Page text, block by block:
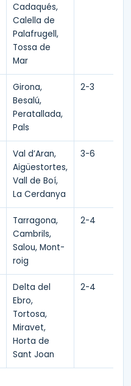
Cadaqués,
Calella de
Palafrugell,
Tossa de
Mar
Girona,
Besalú,
Peratallada,
Pals
2-3
Val d’Aran,
Aigüestortes,
Vall de Boí,
La Cerdanya
3-6
Tarragona,
Cambrils,
Salou, Mont-
roig
2-4
Delta del
Ebro,
Tortosa,
Miravet,
Horta de
Sant Joan
2-4